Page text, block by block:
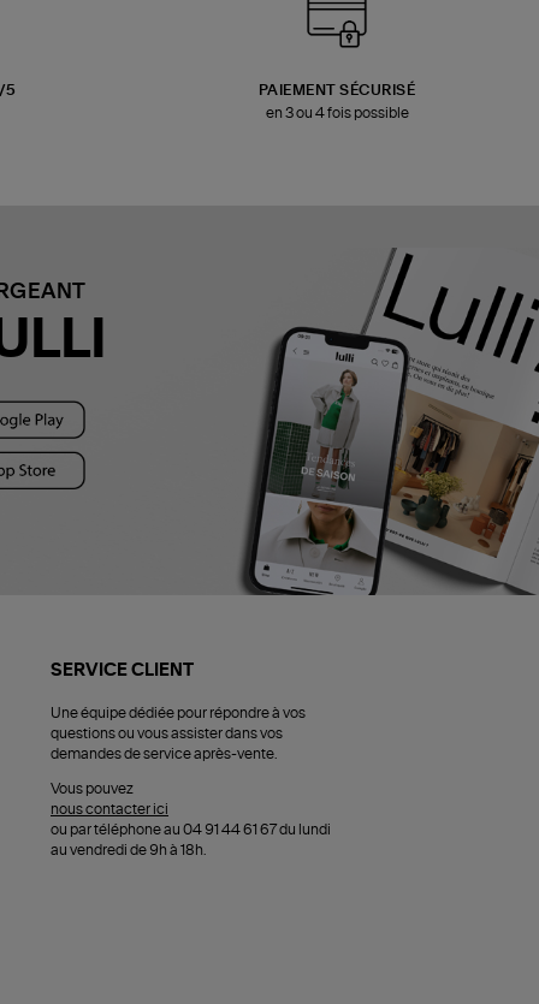
5
PAIEMENT SÉCURISÉ
en 3 ou 4 fois possible
SERVICE CLIENT
Une équipe dédiée pour répondre à vos
questions ou vous assister dans vos
demandes de service après-vente.
Vous pouvez
nous contacter ici
ou par téléphone au 04 91 44 61 67 du lundi
au vendredi de 9h à 18h.